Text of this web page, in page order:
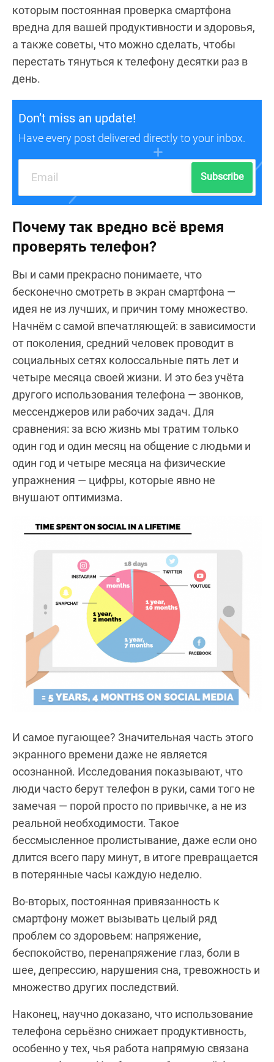
которым постоянная проверка смартфона
вредна для вашей продуктивности и здоровья,
а также советы, что можно сделать, чтобы
перестать тянуться к телефону десятки раз в
день.
Don’t miss an update!
Have every post delivered directly to your inbox.
Subscribe
Почему так вредно всё время
проверять телефон?
Вы и сами прекрасно понимаете, что
бесконечно смотреть в экран смартфона —
идея не из лучших, и причин тому множество.
Начнём с самой впечатляющей: в зависимости
от поколения, средний человек проводит в
социальных сетях колоссальные пять лет и
четыре месяца своей жизни. И это без учёта
другого использования телефона — звонков,
мессенджеров или рабочих задач. Для
сравнения: за всю жизнь мы тратим только
один год и один месяц на общение с людьми и
один год и четыре месяца на физические
упражнения — цифры, которые явно не
внушают оптимизма.
И самое пугающее? Значительная часть этого
экранного времени даже не является
осознанной. Исследования показывают, что
люди часто берут телефон в руки, сами того не
замечая — порой просто по привычке, а не из
реальной необходимости. Такое
бессмысленное пролистывание, даже если оно
длится всего пару минут, в итоге превращается
в потерянные часы каждую неделю.
Во-вторых, постоянная привязанность к
смартфону может вызывать целый ряд
проблем со здоровьем: напряжение,
беспокойство, перенапряжение глаз, боли в
шее, депрессию, нарушения сна, тревожность и
множество других последствий.
Наконец, научно доказано, что использование
телефона серьёзно снижает продуктивность,
особенно у тех, чья работа напрямую связана